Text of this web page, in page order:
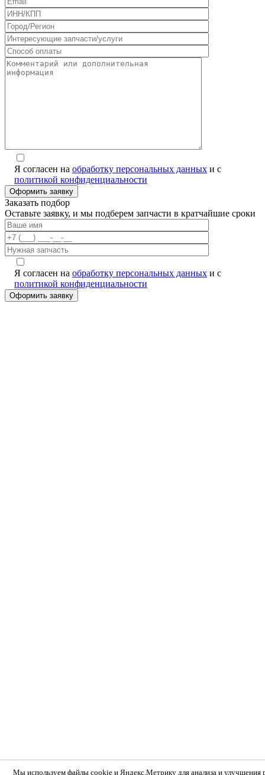
Я согласен на обработку персональных данных и с
политикой конфиденциальности
Заказать подбор
Оставьте заявку, и мы подберем запчасти в кратчайшие сроки
Я согласен на обработку персональных данных и с
политикой конфиденциальности
Мы используем файлы cookie и Яндекс.Метрику для анализа и улучшения